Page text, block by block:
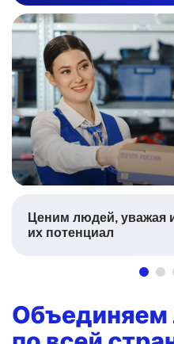
Ценим людей, уважая
их потенциал